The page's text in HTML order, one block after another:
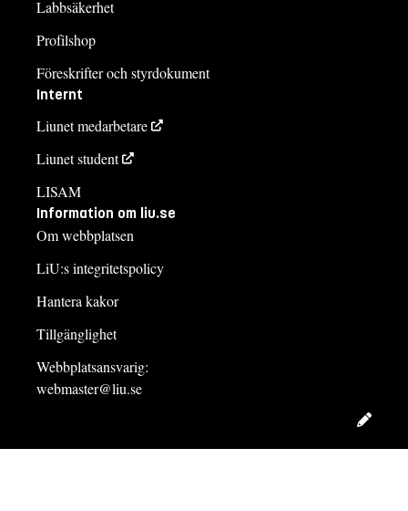
Labbsäkerhet
Profilshop
Föreskrifter och styrdokument
Internt
Liunet medarbetare
Liunet student
LISAM
Information om liu.se
Om webbplatsen
LiU:s integritetspolicy
Hantera kakor
Tillgänglighet
Webbplatsansvarig:
webmaster@liu.se